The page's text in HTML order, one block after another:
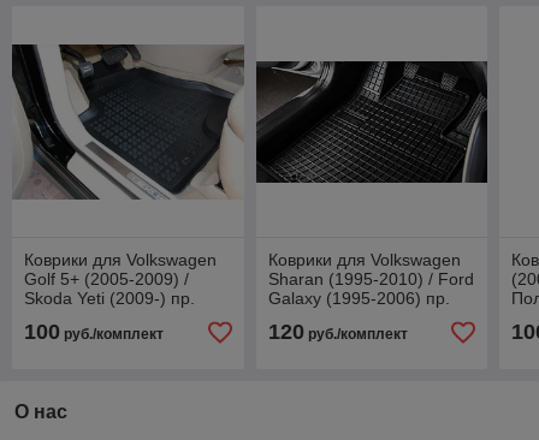
Коврики для Volkswagen
Golf 5+ (2005-2009) /
Skoda Yeti (2009-) пр.
100 руб./комплект
Коврики для Volkswagen
Sharan (1995-2010) / Ford
Galaxy (1995-2006) пр.
120руб./комплект
О нас